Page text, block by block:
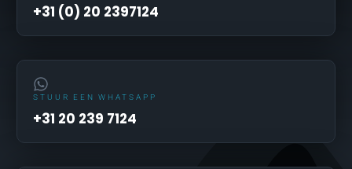
+31 (0) 20 2397124
STUUR EEN WHATSAPP
+31 20 239 7124